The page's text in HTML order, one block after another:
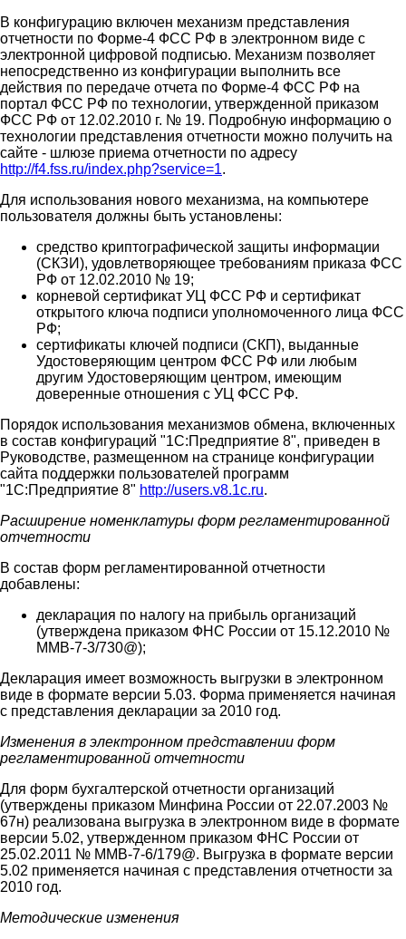
В конфигурацию включен механизм представления
отчетности по Форме-4 ФСС РФ в электронном виде с
электронной цифровой подписью. Механизм позволяет
непосредственно из конфигурации выполнить все
действия по передаче отчета по Форме-4 ФСС РФ на
портал ФСС РФ по технологии, утвержденной приказом
ФСС РФ от 12.02.2010 г. № 19. Подробную информацию о
технологии представления отчетности можно получить на
сайте - шлюзе приема отчетности по адресу
http://f4.fss.ru/index.php?service=1.
Для использования нового механизма, на компьютере
пользователя должны быть установлены:
средство криптографической защиты информации
(СКЗИ), удовлетворяющее требованиям приказа ФСС
РФ от 12.02.2010 № 19;
корневой сертификат УЦ ФСС РФ и сертификат
открытого ключа подписи уполномоченного лица ФСС
РФ;
сертификаты ключей подписи (СКП), выданные
Удостоверяющим центром ФСС РФ или любым
другим Удостоверяющим центром, имеющим
доверенные отношения с УЦ ФСС РФ.
Порядок использования механизмов обмена, включенных
в состав конфигураций "1С:Предприятие 8", приведен в
Руководстве, размещенном на странице конфигурации
сайта поддержки пользователей программ
"1С:Предприятие 8" http://users.v8.1c.ru.
Расширение номенклатуры форм регламентированной
отчетности
В состав форм регламентированной отчетности
добавлены:
декларация по налогу на прибыль организаций
(утверждена приказом ФНС России от 15.12.2010 №
ММВ-7-3/730@);
Декларация имеет возможность выгрузки в электронном
виде в формате версии 5.03. Форма применяется начиная
с представления декларации за 2010 год.
Изменения в электронном представлении форм
регламентированной отчетности
Для форм бухгалтерской отчетности организаций
(утверждены приказом Минфина России от 22.07.2003 №
67н) реализована выгрузка в электронном виде в формате
версии 5.02, утвержденном приказом ФНС России от
25.02.2011 № ММВ-7-6/179@. Выгрузка в формате версии
5.02 применяется начиная с представления отчетности за
2010 год.
Методические изменения